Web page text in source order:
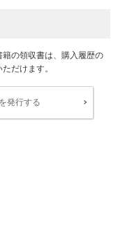
の領収書は、購入履歴の
だけます。
発行する